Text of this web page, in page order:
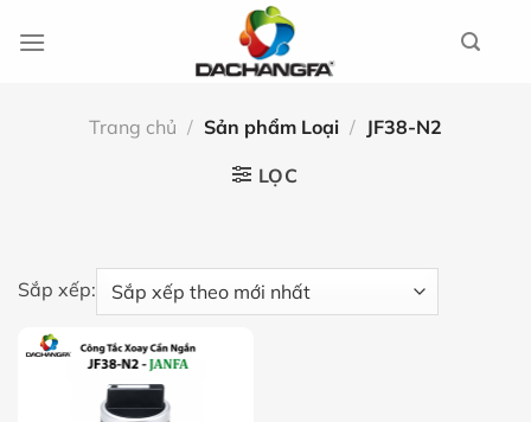
đến
Trang chủ / Sản phẩm Loại / JF38-N2
LỌC
Sắp xếp: